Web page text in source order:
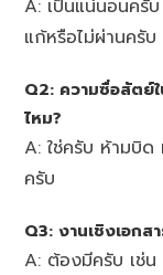
A: เป็นแน่นอนครั
แก้หรือไม่ผ่านครับ
Q2: ความซื่อสัตย์
ไหม?
A: ใช่ครับ ห้ามบิด
ครับ
Q3: งานเชิงเอก
A: ต้องมีครับ เช่